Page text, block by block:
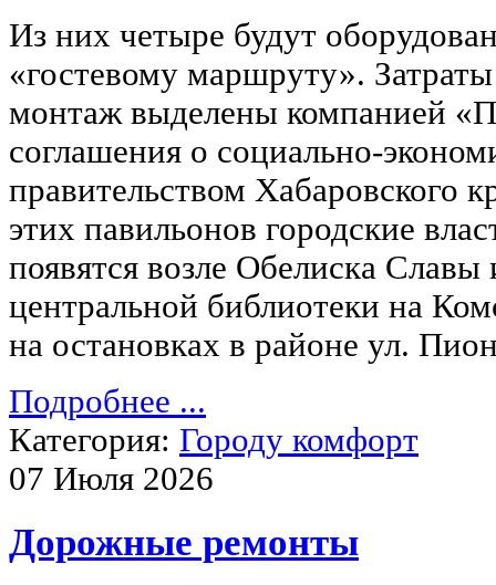
Из них четыре будут
«гостевому маршруту».
монтаж выделены компанией
соглашения о социально-
правительством Хабаровского
этих павильонов городские
появятся возле Обелиска
центральной библиотеки на
на остановках в районе ул.
Подробнее ...
Категория: Городу комфорт
07 Июля 2026
Дорожные ремонты